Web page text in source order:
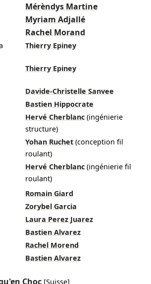
Mérèndys Martine
Myriam Adjallé
Rachel Morand
Thierry Epiney
Thierry Epiney
Davide-Christelle Sanvee
Bastien Hippocrate
Hervé Cherblanc (ingénierie
structure)
Yohan Ruchet (conception fil
roulant)
Hervé Cherblanc (ingénierie fil
roulant)
Romain Giard
Zorybel Garcia
Laura Perez Juarez
Bastien Alvarez
Rachel Morend
Bastien Alvarez
Choc[Suisse]